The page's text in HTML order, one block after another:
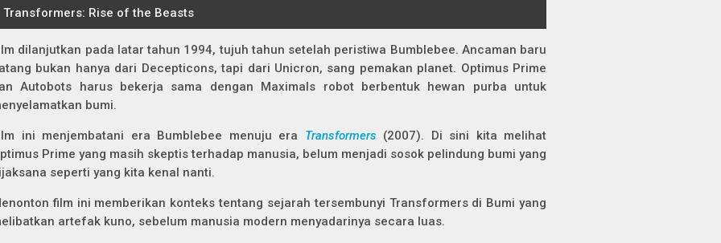
dilanjutkan pada latar tahun 1994, tujuh tahun setelah peristiwa Bumblebee. Ancaman baru
bukan hanya dari Decepticons, tapi dari Unicron, sang pemakan planet. Optimus Prime
Autobots harus bekerja sama dengan Maximals robot berbentuk hewan purba untuk
bumi.
ini menjembatani era Bumblebee menuju era Transformers (2007). Di sini kita melihat
Prime yang masih skeptis terhadap manusia, belum menjadi sosok pelindung bumi yang
seperti yang kita kenal nanti.
film ini memberikan konteks tentang sejarah tersembunyi Transformers di Bumi yang
artefak kuno, sebelum manusia modern menyadarinya secara luas.